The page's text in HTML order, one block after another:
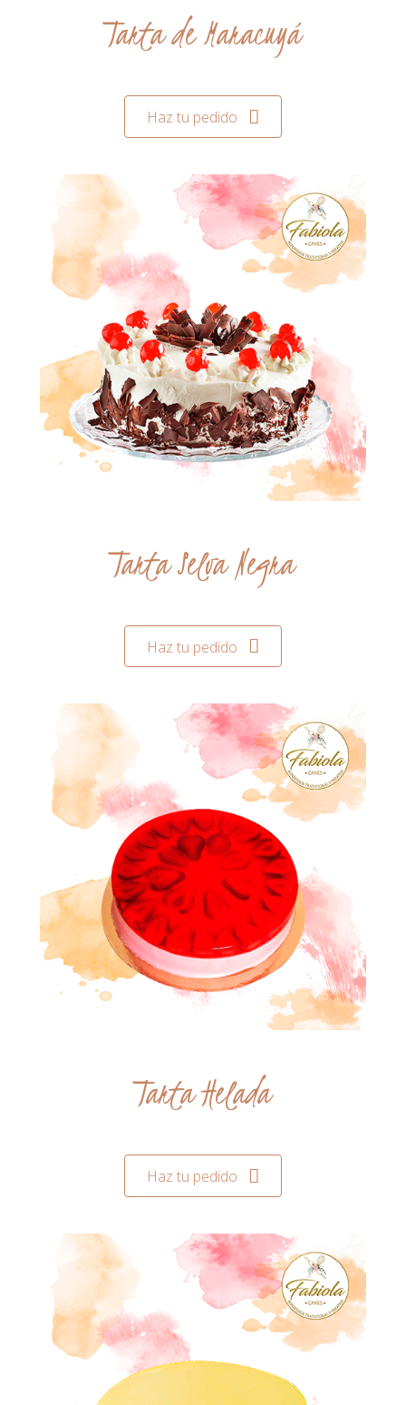
Tarta de Maracuyá
Haz tu pedido
Tarta Selva Negra
Haz tu pedido
Tarta Helada
Haz tu pedido